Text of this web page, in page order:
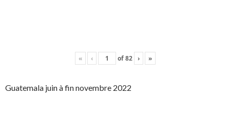
« ‹ of82 › »
Guatemala juin à fin novembre 2022